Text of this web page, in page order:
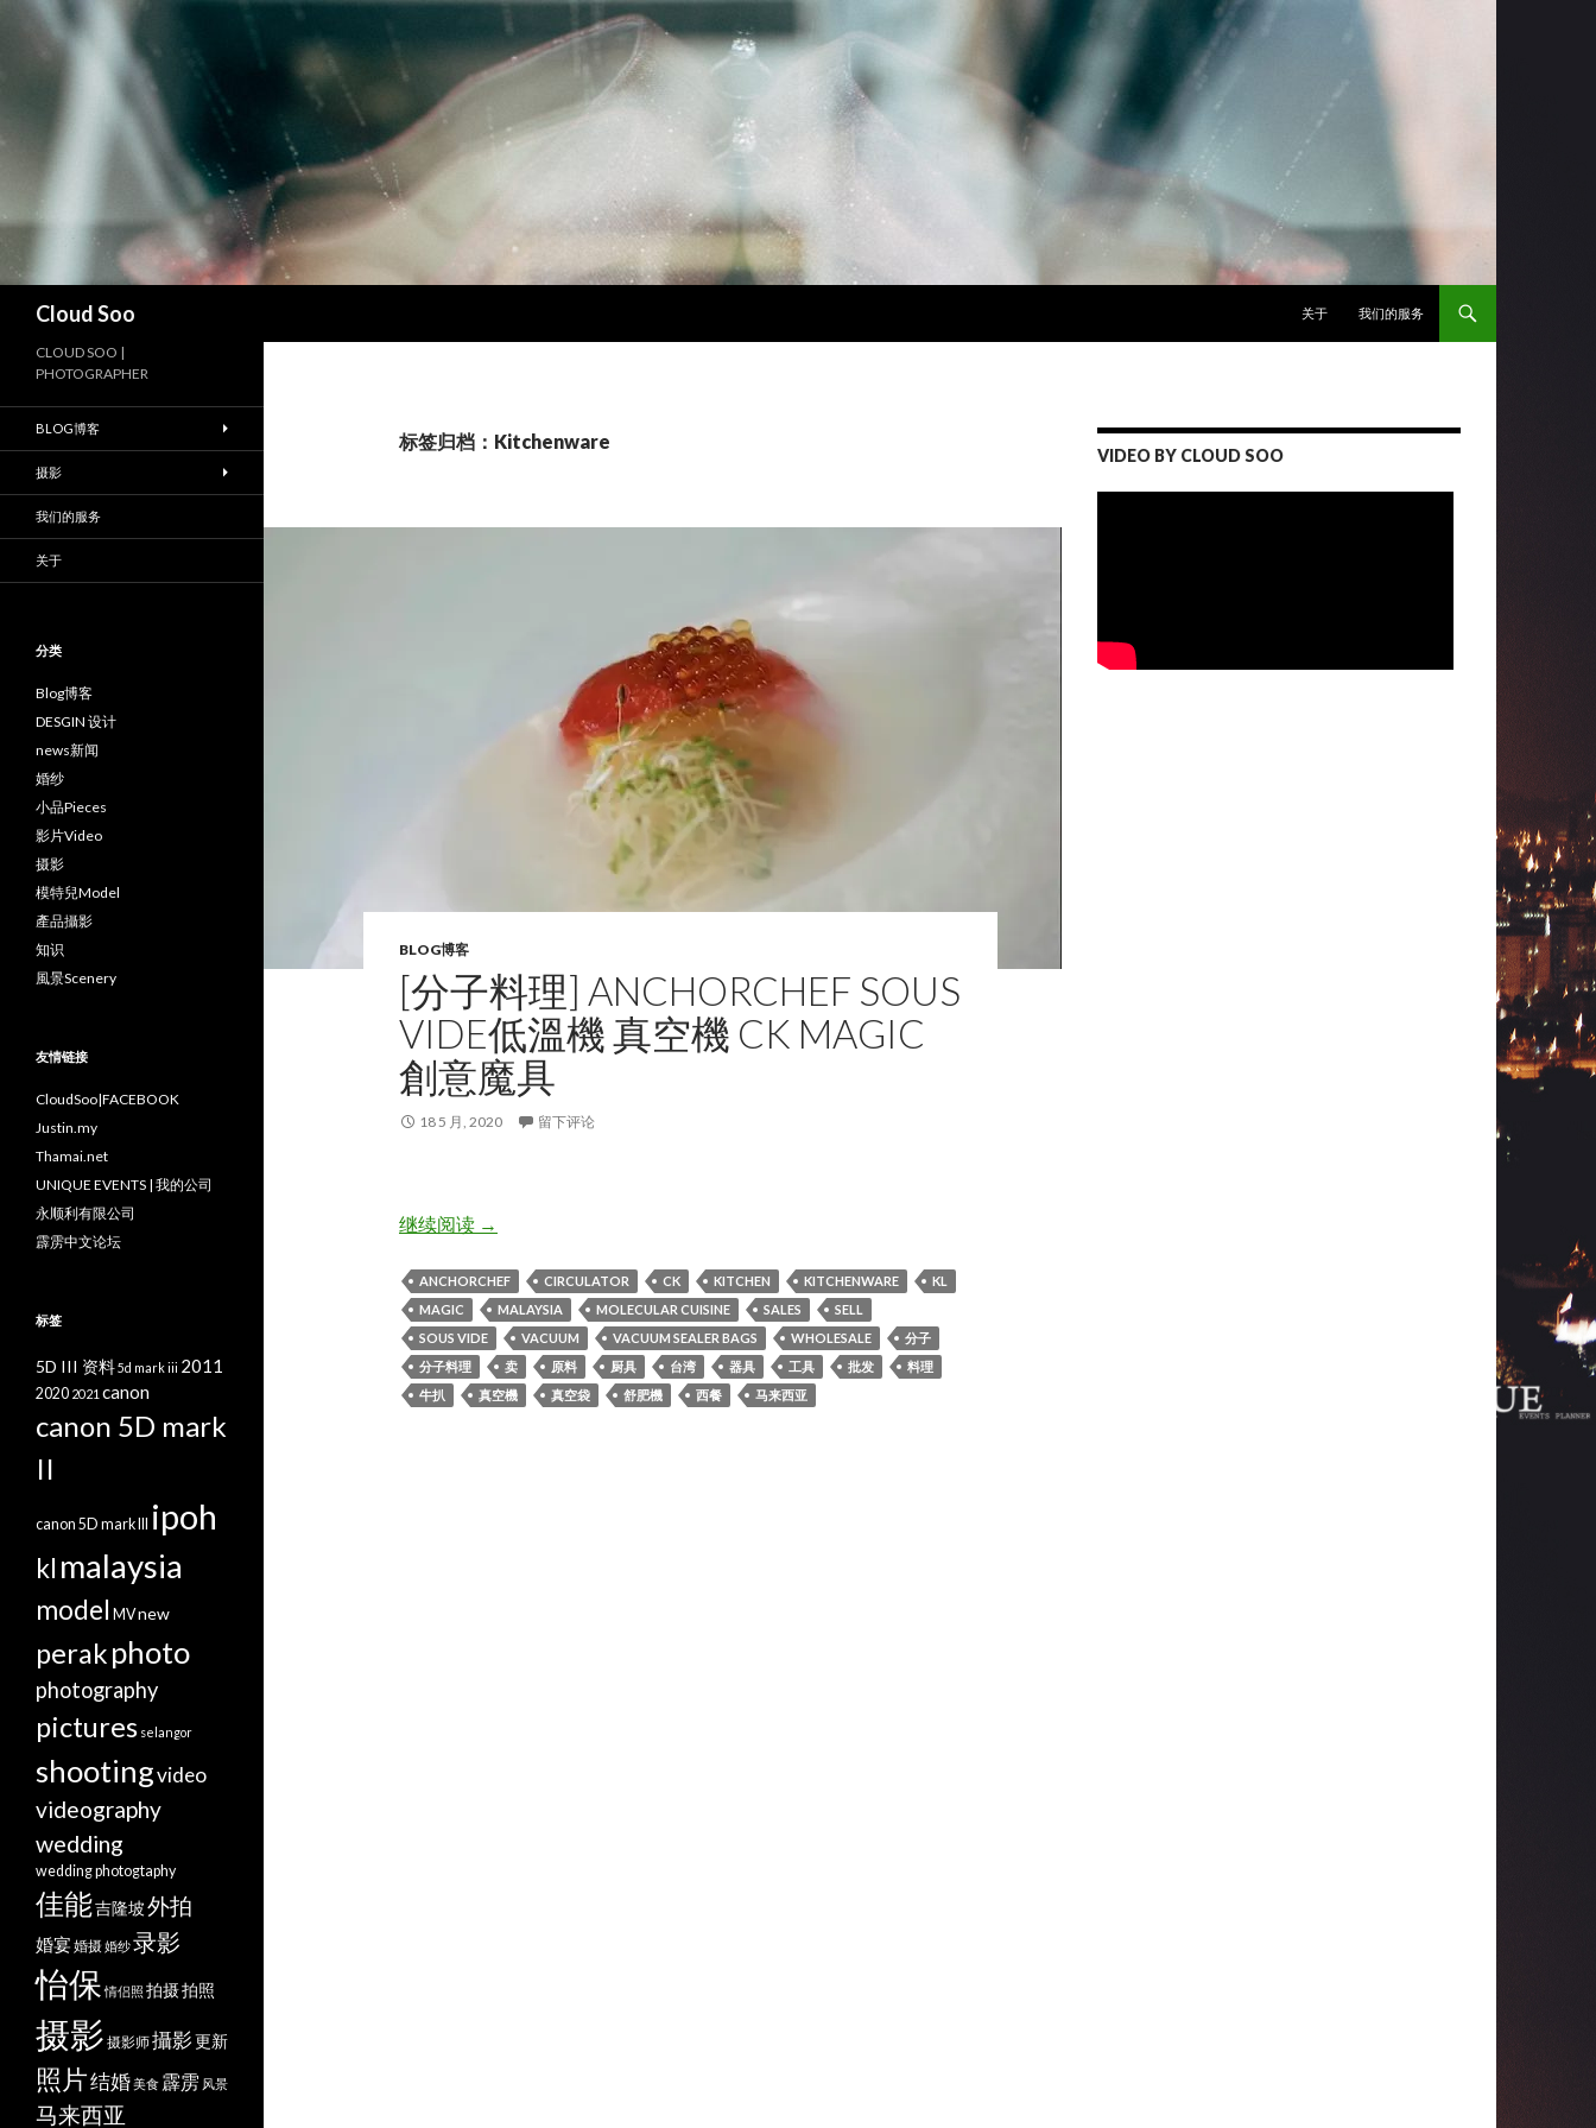
Cloud Soo
关于
我们的服务
标签归档：Kitchenware
BLOG博客
[分子料理] ANCHORCHEF SOUS
VIDE低溫機 真空機 CK MAGIC
創意魔具
18 5 月, 2020 留下评论
继续阅读[分子料理] AnchorChef Sous Vide低溫機 真空機 CK Magic 創意魔具
→
ANCHORCHEF CIRCULATOR CK KITCHEN KITCHENWARE
KL
MAGIC
MALAYSIA MOLECULAR CUISINE SALES
SELL
SOUS VIDE
VACUUM VACUUM SEALER BAGS WHOLESALE
分子
分子料理
卖 原料 厨具 台湾 器具 工具 批发
料理
牛扒
真空機 真空袋 舒肥機 西餐 马来西亚
VIDEO BY CLOUD SOO
CLOUD SOO |
PHOTOGRAPHER
BLOG博客
摄影
我们的服务
关于
分类
Blog博客
DESGIN 设计
news新闻
婚纱
小品Pieces
影片Video
摄影
模特兒Model
產品攝影
知识
風景Scenery
友情链接
CloudSoo|FACEBOOK
Justin.my
Thamai.net
UNIQUE EVENTS | 我的公司
永顺利有限公司
霹雳中文论坛
标签
5D III 资料5d mark iii 2011
2020 2021 canon
canon 5D mark
II
canon 5D mark III ipoh
kl malaysia
model MVnew
perakphoto
photography
pictures selangor
shootingvideo
videography
wedding
wedding photogtaphy
佳能吉隆坡外拍
婚宴婚摄婚纱录影
怡保 情侣照 拍摄拍照
摄影 摄影师攝影更新
照片结婚美食 霹雳 风景
马来西亚